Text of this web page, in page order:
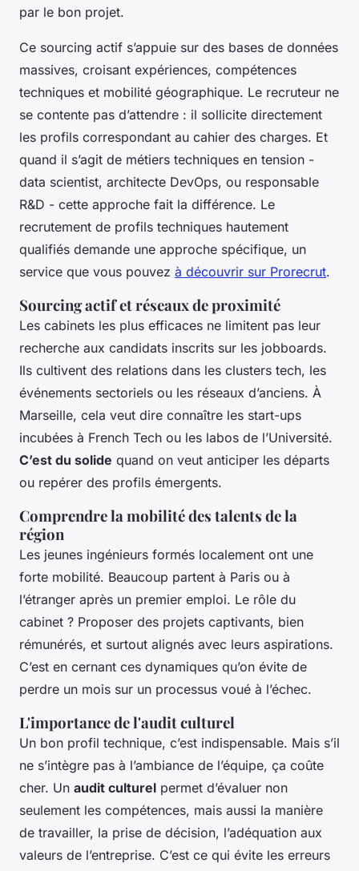
par le bon projet.
Ce sourcing actif s’appuie sur des bases de données
massives, croisant expériences, compétences
techniques et mobilité géographique. Le recruteur ne
se contente pas d’attendre : il sollicite directement
les profils correspondant au cahier des charges. Et
quand il s’agit de métiers techniques en tension -
data scientist, architecte DevOps, ou responsable
R&D - cette approche fait la différence. Le
recrutement de profils techniques hautement
qualifiés demande une approche spécifique, un
service que vous pouvez à découvrir sur Prorecrut.
Sourcing actif et réseaux de proximité
Les cabinets les plus efficaces ne limitent pas leur
recherche aux candidats inscrits sur les jobboards.
Ils cultivent des relations dans les clusters tech, les
événements sectoriels ou les réseaux d’anciens. À
Marseille, cela veut dire connaître les start-ups
incubées à French Tech ou les labos de l’Université.
C’est du solide quand on veut anticiper les départs
ou repérer des profils émergents.
Comprendre la mobilité des talents de la
région
Les jeunes ingénieurs formés localement ont une
forte mobilité. Beaucoup partent à Paris ou à
l’étranger après un premier emploi. Le rôle du
cabinet ? Proposer des projets captivants, bien
rémunérés, et surtout alignés avec leurs aspirations.
C’est en cernant ces dynamiques qu’on évite de
perdre un mois sur un processus voué à l’échec.
L'importance de l'audit culturel
Un bon profil technique, c’est indispensable. Mais s’il
ne s’intègre pas à l’ambiance de l’équipe, ça coûte
cher. Un audit culturel permet d’évaluer non
seulement les compétences, mais aussi la manière
de travailler, la prise de décision, l’adéquation aux
valeurs de l’entreprise. C’est ce qui évite les erreurs